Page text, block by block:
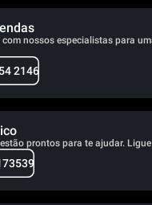
com nossos especialistas para
2146
prontos para te ajudar.